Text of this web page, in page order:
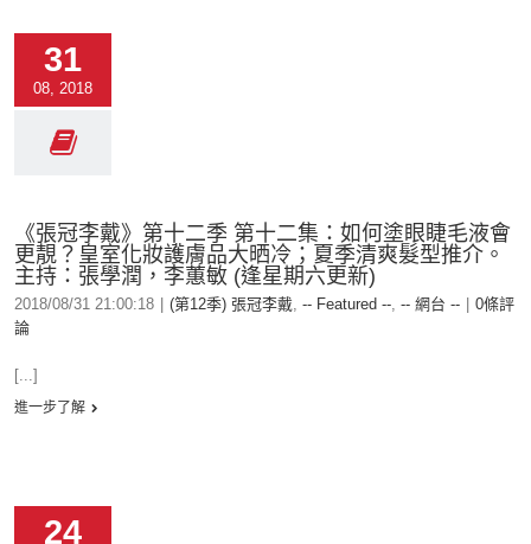
31
08, 2018
《張冠李戴》第十二季 第十二集：如何塗眼睫毛液會
更靚？皇室化妝護膚品大晒冷；夏季清爽髮型推介。
主持：張學潤，李蕙敏 (逢星期六更新)
2018/08/31 21:00:18 (第12季) 張冠李戴, -- Featured --, -- 網台 --
0條評
論
[...]
進一步了解
24